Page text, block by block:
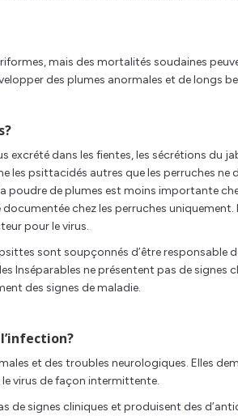
mais des mortalités soudaines
des plumes anormales et de longs
excrété dans les fientes, les sécrétions du
les psittacidés autres que les perruches ne
poudre de plumes est moins importante
chez les perruches
pour le virus.
sont soupçonnés d’être responsable
Inséparables ne présentent pas de signes
des signes de maladie.
et des troubles neurologiques. Elles
virus de façon intermittente.
signes cliniques et produisent des